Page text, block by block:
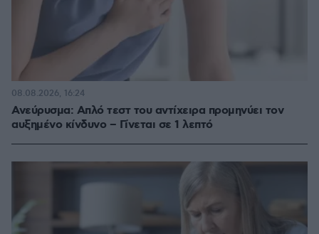
Ανεύρυσμα: Απλό τεστ του αντίχειρα προμηνύει τον
αυξημένο κίνδυνο – Γίνεται σε 1 λεπτό
08.08.2026, 16:24